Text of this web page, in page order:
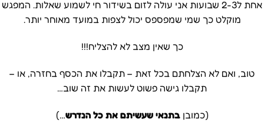
אחת ל2-3 שבועות אני עולה לזום בשידור חי לשמוע שאלות. המפגש
מוקלט כך שמי שמפספס יכול לצפות במועד מאוחר יותר.
כך שאין מצב לא להצליח!!!
טוב, ואם לא הצלחתם בכל זאת – תקבלו את הכסף בחזרה, או –
תקבלו גישה פשוט לעשות את זה שוב…
(כמובןבתנאי שעשיתם את כל הנדרש…)